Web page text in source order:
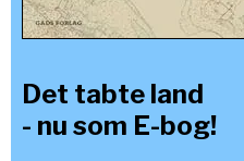
Det tabte land
- nu som E-bog!